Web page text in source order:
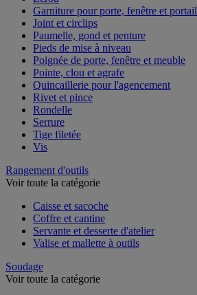
Garniture pour porte, fenêtre et portail
Joint et circlips
Paumelle, gond et penture
Pieds de mise à niveau
Poignée de porte, fenêtre et meuble
Pointe, clou et agrafe
Quincaillerie pour l'agencement
Rivet et pince
Rondelle
Serrure
Tige filetée
Vis
Rangement d'outils
Voir toute la catégorie
Caisse et sacoche
Coffre et cantine
Servante et desserte d'atelier
Valise et mallette à outils
Soudage
Voir toute la catégorie